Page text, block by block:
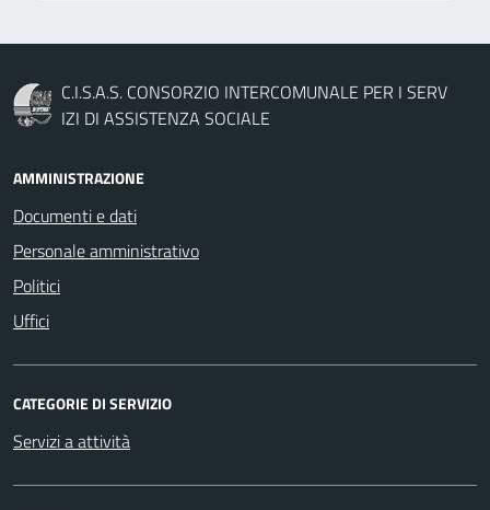
C.I.S.A.S. CONSORZIO INTERCOMUNALE PER I SERV
IZI DI ASSISTENZA SOCIALE
AMMINISTRAZIONE
Documenti e dati
Personale amministrativo
Politici
Uffici
CATEGORIE DI SERVIZIO
Servizi a attività